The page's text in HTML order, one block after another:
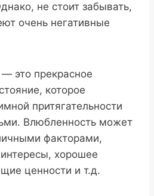
не стоит забывать,
очень негативные
это прекрасное
которое
притягательности
Влюбленность может
факторами,
хорошее
ценности и т.д.